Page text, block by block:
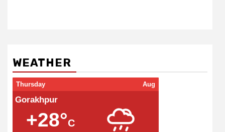
WEATHER
Thursday Aug
Gorakhpur
+28°C